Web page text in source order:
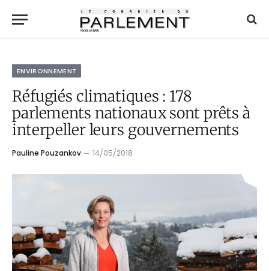
ENVIRONNEMENT
Réfugiés climatiques : 178
parlements nationaux sont prêts à
interpeller leurs gouvernements
Pauline Pouzankov 14/05/2018